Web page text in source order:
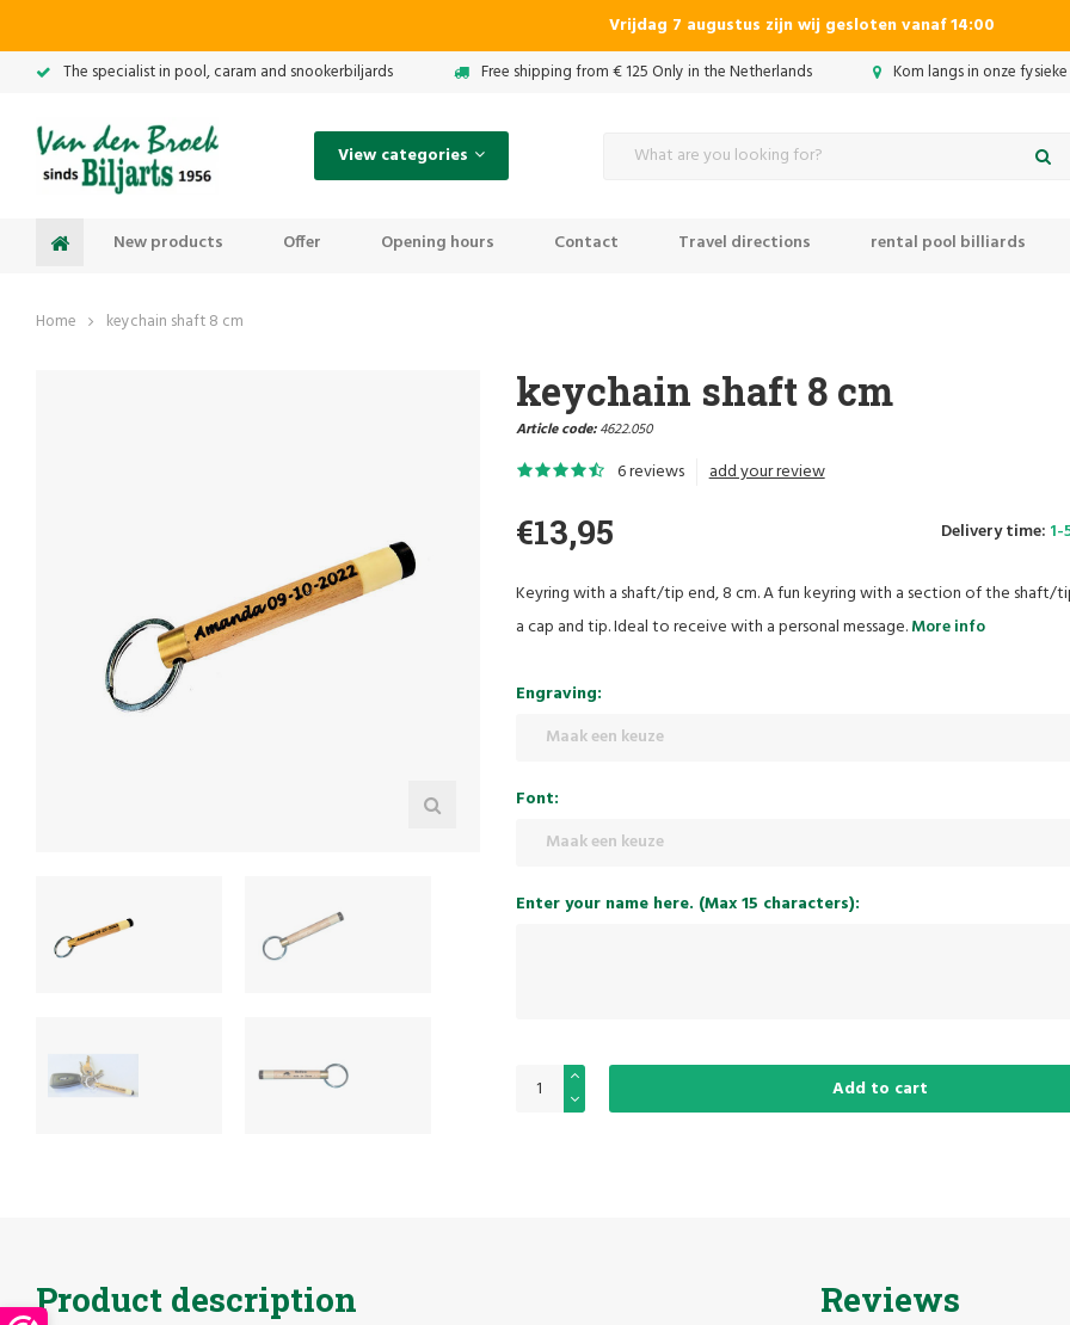
Vrijdag 7 augustus zijn wij gesloten vanaf 14:00
The specialist in pool, caram and snookerbiljards Free shipping from € 125 Only in the Netherlands Kom langs in onze
View categories
New products Offer Opening hours Contact Travel directions rental pool billiards
Home keychain shaft 8 cm
keychain shaft 8 cm
Article code:4622.050
6 reviews add your review
€13,95 Delivery time:
Keyring with a shaft/tip end, 8 cm. A fun keyring with a section of the shaft/
a cap and tip. Ideal to receive with a personal message.More info
Engraving:
Maak een keuze
Font:
Maak een keuze
Enter your name here. (Max 15 characters):
Add to cart
Product description Reviews